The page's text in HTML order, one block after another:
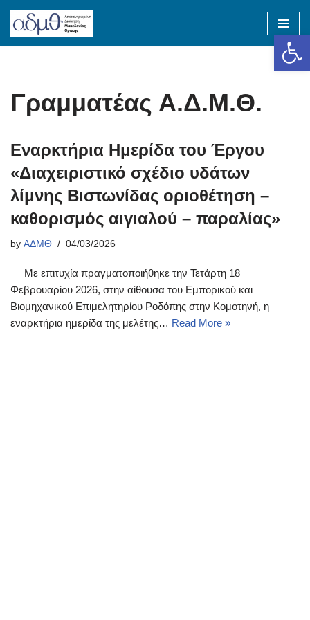
Skip
Γραμματέας Α.Δ.Μ.Θ.
Εναρκτήρια Ημερίδα του Έργου
«Διαχειριστικό σχέδιο υδάτων
λίμνης Βιστωνίδας οριοθέτηση –
καθορισμός αιγιαλού – παραλίας»
by ΑΔΜΘ 04/03/2026
Με επιτυχία πραγματοποιήθηκε την Τετάρτη 18
Φεβρουαρίου 2026, στην αίθουσα του Εμπορικού και
Βιομηχανικού Επιμελητηρίου Ροδόπης στην Κομοτηνή, η
εναρκτήρια ημερίδα της μελέτης… Read More »